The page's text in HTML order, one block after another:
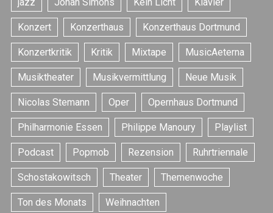
Konzert Konzerthaus Konzerthaus Dortmund
Konzertkritik Kritik Mixtape MusicAeterna
Musiktheater Musikvermittlung Neue Musik
Nicolas Stemann Oper Opernhaus Dortmund
Philharmonie Essen Philippe Manoury Playlist
Podcast Popmob Rezension Ruhrtriennale
Schostakowitsch Theater Themenwoche
Ton des Monats Weihnachten
S
e
a
r
c
h
f
o
r
: